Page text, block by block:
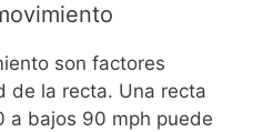
son factores
de la recta. Una recta
a bajos 90 mph puede